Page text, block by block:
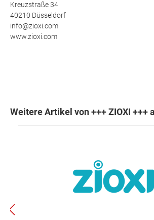
Kreuzstraße 34
40210 Düsseldorf
info@zioxi.com
www.zioxi.com
Weitere Artikel von +++ ZIOXI +++